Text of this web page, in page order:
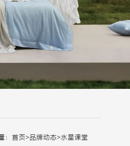
： 首页 >品牌动态>水星课堂